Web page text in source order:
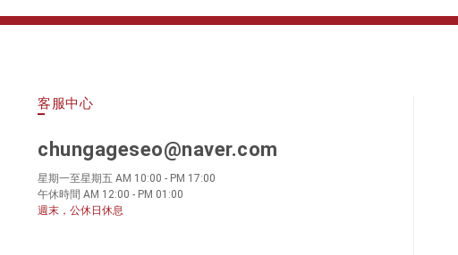
客服中心
chungageseo@naver.com
星期一至星期五 AM 10:00 - PM 17:00
午休時間 AM 12:00 - PM 01:00
週末，公休日休息